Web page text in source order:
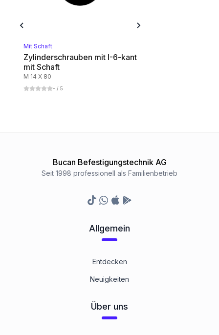
Mit Schaft
Zylinderschrauben mit I-6-kant
mit Schaft
M 14 X 80
- / 5
Bucan Befestigungstechnik AG
Seit 1998 professionell als Familienbetrieb
TikTokWhatsapp
Appstore
Google Play Store
Allgemein
Entdecken
Neuigkeiten
Über uns